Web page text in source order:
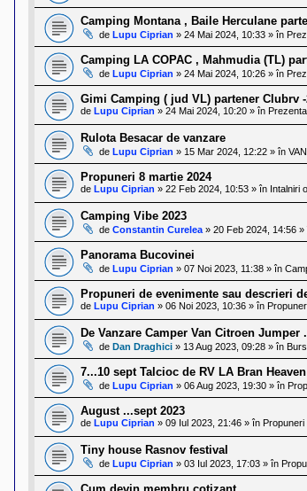
Camping Montana , Baile Herculane
de Lupu Ciprian » 24 Mai 2024, 10:33 » în
Camping LA COPAC , Mahmudia (TL)
de Lupu Ciprian » 24 Mai 2024, 10:26 » în
Gimi Camping ( jud VL) partener Clubrv
de Lupu Ciprian » 24 Mai 2024, 10:20 » în
Rulota Besacar de vanzare
de Lupu Ciprian » 15 Mar 2024, 12:22 » în
Propuneri 8 martie 2024
de Lupu Ciprian » 22 Feb 2024, 10:53 » în Intalniri
Camping Vibe 2023
de Constantin Curelea » 20 Feb 2024, 14:56 »
Panorama Bucovinei
de Lupu Ciprian » 07 Noi 2023, 11:38 » în
Propuneri de evenimente sau descrieri
de Lupu Ciprian » 06 Noi 2023, 10:36 » în
De Vanzare Camper Van Citroen
de Dan Draghici » 13 Aug 2023, 09:28 » în
7...10 sept Talcioc de RV LA Bran Heaven
de Lupu Ciprian » 06 Aug 2023, 19:30 » în
August ...sept 2023
de Lupu Ciprian » 09 Iul 2023, 21:46 » în Propuneri
Tiny house Rasnov festival
de Lupu Ciprian » 03 Iul 2023, 17:03 » în
Cum devin membru cotizant